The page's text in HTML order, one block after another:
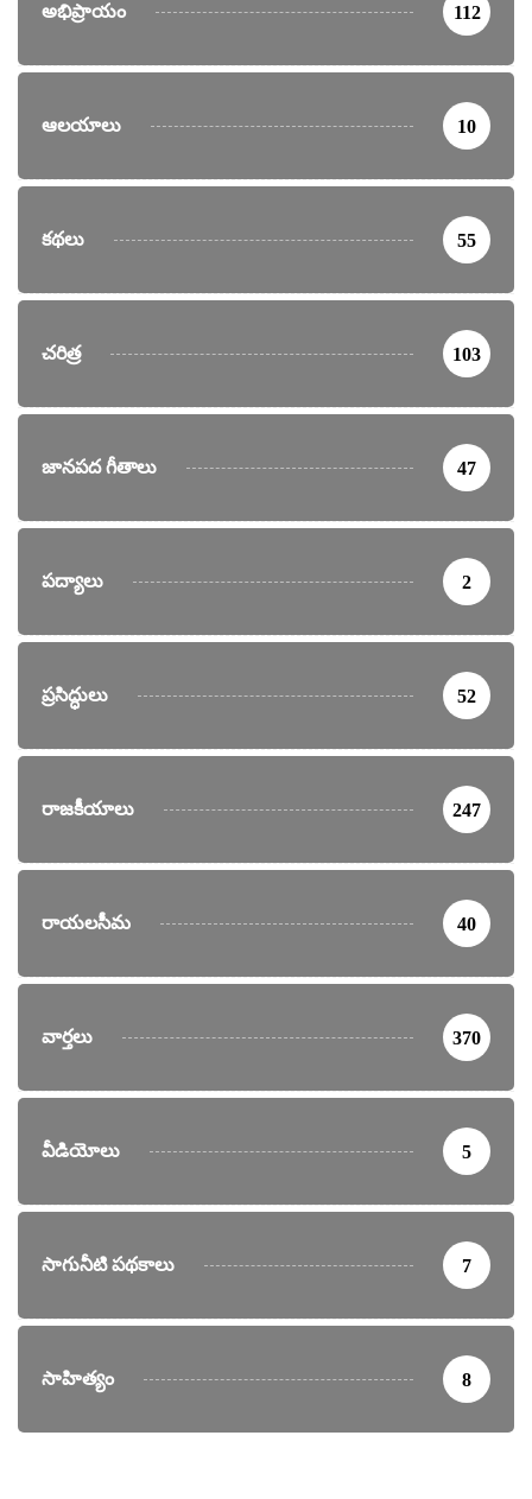
అభిప్రాయం 112
ఆలయాలు 10
కథలు 55
చరిత్ర 103
జానపద గీతాలు 47
పద్యాలు 2
ప్రసిద్ధులు 52
రాజకీయాలు 247
రాయలసీమ 40
వార్తలు 370
వీడియోలు 5
సాగునీటి పథకాలు 7
సాహిత్యం 8